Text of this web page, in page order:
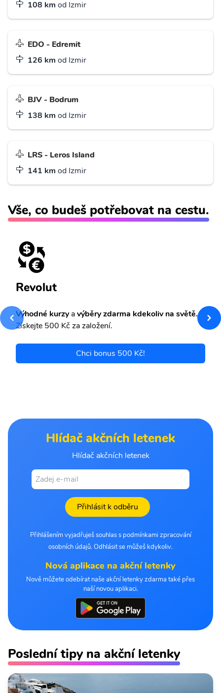
108 km od Izmir
EDO - Edremit
126 km od Izmir
BJV - Bodrum
138 km od Izmir
LRS - Leros Island
141 km od Izmir
Vše, co budeš potřebovat na cestu.
Revolut
Výhodné kurzyavýběry zdarma kdekoliv na světě.
Získejte 500 Kč za založení.
Chci bonus 500 Kč!
Hlídač akčních letenek
Hlídač akčních letenek
Přihlásit k odběru
Přihlášením vyjadřuješ souhlas s podmínkami zpracování
osobních údajů. Odhlásit se můžeš kdykoliv.
Nová aplikace na akční letenky
Nově můžete odebírat naše akční letenky zdarma také přes
naší novou aplikaci.
Poslední tipy na akční letenky